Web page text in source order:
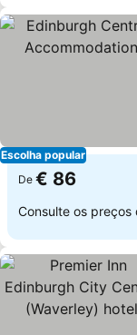
Escolha popular
De € 86
Consulte os preços